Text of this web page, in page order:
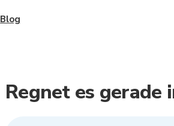
Regnet es gerade
Blog